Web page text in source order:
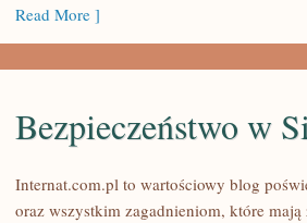
Read More ]
Bezpieczeństwo w
Internat.com.pl to wartościowy blog
oraz wszystkim zagadnieniom, które